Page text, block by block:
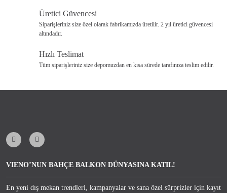
Kolay temizlenme özelliği sayesinde bakımı çok kolaydır.
Korozyona karşı dayanıklıdır.
Uzun ömürlüdür.
Şık ve modern tasarımı ile bahçenizi şık bir şekilde dekore
Üretici Güvencesi
Siparişleriniz size özel olarak fabrikamızda üretilir. 2 yıl üretici güvencesi
altındadır.
Hızlı Teslimat
Tüm siparişleriniz size depomuzdan en kısa sürede tarafınıza teslim edilir.
VIENO’NUN BAHÇE BALKON DÜNYASINA KATIL!
En yeni dış mekan trendleri, kampanyalar ve sana özel sürprizler için kayıt